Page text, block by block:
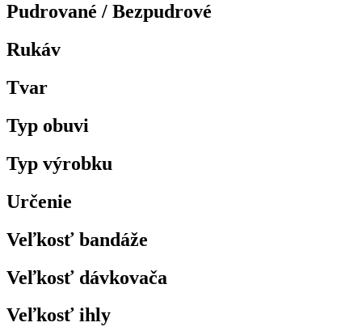
Pudrované / Bezpudrové
Rukáv
Tvar
Typ obuvi
Typ výrobku
Určenie
Veľkosť bandáže
Veľkosť dávkovača
Veľkosť ihly